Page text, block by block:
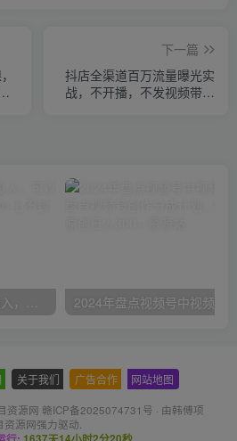
下一篇
抖店全渠道百万流量曝光实
战，不开播，不发视频带货
关于我们 广告合作 网站地图
资源网 赣ICP备2025074731号 · 由韩傅项
资源网强力驱动.